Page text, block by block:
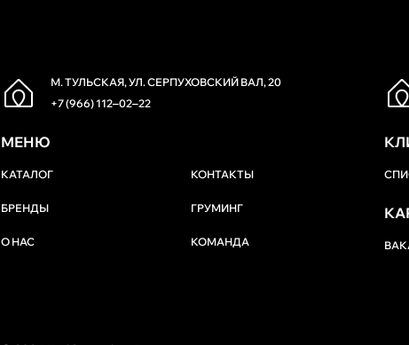
М. ТУЛЬСКАЯ, УЛ. СЕРПУХОВСКИЙ ВАЛ, 20
+7 (966) 112‒02‒22
МЕНЮ
КАТАЛОГ КОНТАКТЫ
БРЕНДЫ ГРУМИНГ
О НАС КОМАНДА